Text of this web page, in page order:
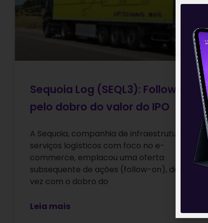
Sequoia Log (SEQL3): Follow-on
pelo dobro do valor do IPO
A Sequoia, companhia de infraestrutura e
serviços logísticos com foco no e-
commerce, emplacou uma oferta
subsequente de ações (follow-on), desta
vez com o dobro do
Leia mais